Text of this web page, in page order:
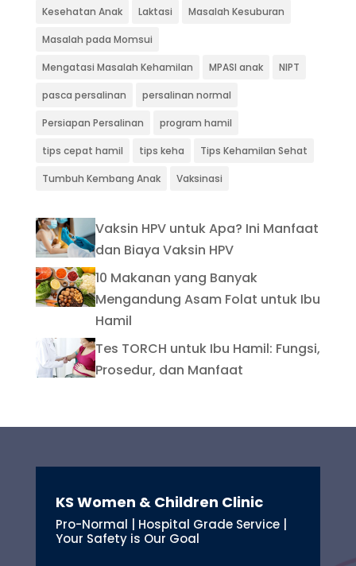
Kesehatan Anak Laktasi Masalah Kesuburan
Masalah pada Momsui
Mengatasi Masalah Kehamilan MPASI anak NIPT
pasca persalinan persalinan normal
Persiapan Persalinan program hamil
tips cepat hamil tips keha Tips Kehamilan Sehat
Tumbuh Kembang Anak Vaksinasi
Vaksin HPV untuk Apa? Ini Manfaat
dan Biaya Vaksin HPV
10 Makanan yang Banyak
Mengandung Asam Folat untuk Ibu
Hamil
Tes TORCH untuk Ibu Hamil: Fungsi,
Prosedur, dan Manfaat
KS Women & Children Clinic
Pro-Normal | Hospital Grade Service |
Your Safety is Our Goal